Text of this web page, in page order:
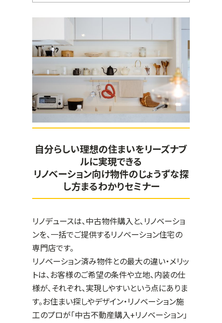
自分らしい理想の住まいをリーズナブ
ルに実現できる
リノベーション向け物件のじょうずな探
し方まるわかりセミナー
リノデュースは、中古物件購入と、リノベーショ
ンを、一括でご提供するリノベーション住宅の
専門店です。
リノベーション済み物件との最大の違い・メリッ
トは、お客様のご希望の条件や立地、内装の仕
様が、それぞれ、実現しやすいという点にありま
す。お住まい探しやデザイン・リノベーション施
工のプロが「中古不動産購入+リノベーション」